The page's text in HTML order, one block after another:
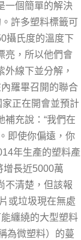
一個簡單的解決
許多塑料標籤可
攝氏度的溫度下
亮，所以他們會
外線下並分解，
羅畢召開的聯合
正在開會並預計
補充說：“我們在
即使你偏遠，你
年生產的塑料產
增長近5000萬
不清楚，但該報
或垃圾現在無處
纏繞的大型塑料
為微塑料）的蔓